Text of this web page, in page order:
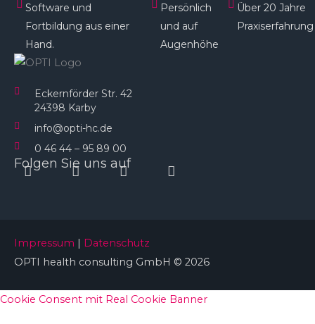
Eckernförder Str. 42
24398 Karby
info@opti-hc.de
0 46 44 – 95 89 00
Software und
Fortbildung aus einer
Hand.
Persönlich
und auf
Augenhöhe​
Über 20 Jahre
Praxiserfahrung
Folgen Sie uns auf
InstagramFacebookLinkedinYoutube
Impressum
Datenschutz
OPTI health consulting GmbH © 2026
Cookie Consent mit Real Cookie Banner